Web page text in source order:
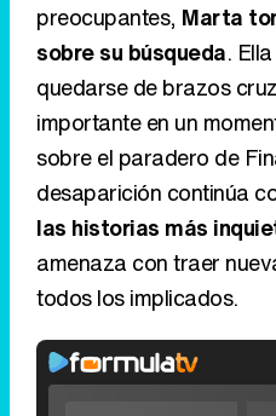
preocupantes, Marta
sobre su búsqueda.
quedarse de brazos
importante en un
sobre el paradero de
desaparición continúa
las historias más
amenaza con traer
todos los implicados.